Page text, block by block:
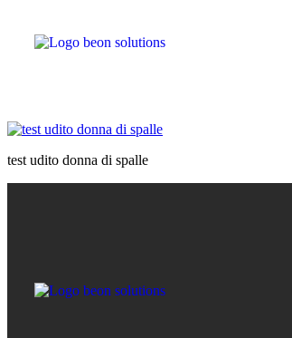
test udito donna di spalle